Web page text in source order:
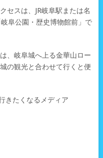
セスは、JR岐阜駅または名
阜公園・歴史博物館前」で
、岐阜城へ上る金華山ロー
の観光と合わせて行くと便
たくなるメディア